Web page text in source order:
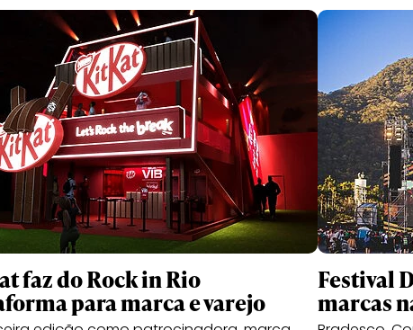
faz do Rock in Rio
para marca e varejo
Festival
marcas